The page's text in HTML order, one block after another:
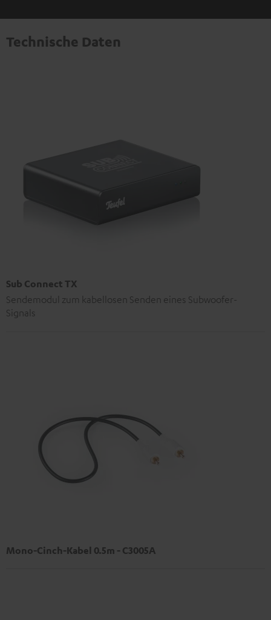
Technische Daten
Sub Connect TX
Sendemodul zum kabellosen Senden eines Subwoofer-
Signals
Mono-Cinch-Kabel 0.5m - C3005A